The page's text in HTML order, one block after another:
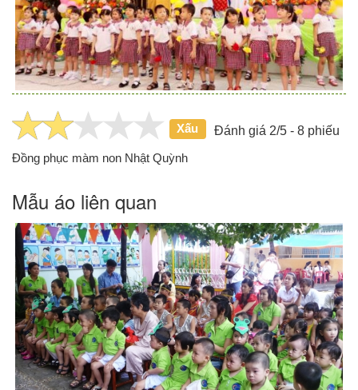
Xấu Đánh giá 2/5 - 8 phiếu
Đồng phục màm non Nhật Quỳnh
Mẫu áo liên quan